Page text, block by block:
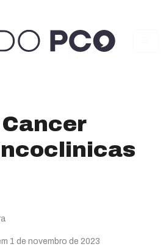
1 de novembro de 2023